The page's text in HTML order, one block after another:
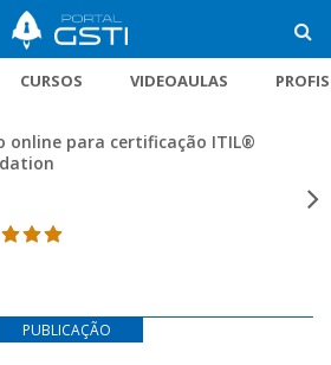
CURSOS VIDEOAULAS
online para certificação ITIL®
PUBLICAÇÃO